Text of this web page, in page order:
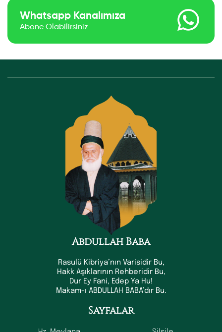
Whatsapp Kanalımıza
Abone Olabilirsiniz
Abdullah Baba
Rasulü Kibriya’nın Varisidir Bu,
Hakk Aşıklarının Rehberidir Bu,
Dur Ey Fani, Edep Ya Hu!
Makam-ı ABDULLAH BABA’dır Bu.
Sayfalar